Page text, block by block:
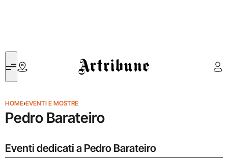
Artribune
HOME›EVENTI E MOSTRE
Pedro Barateiro
Eventi dedicati a Pedro Barateiro